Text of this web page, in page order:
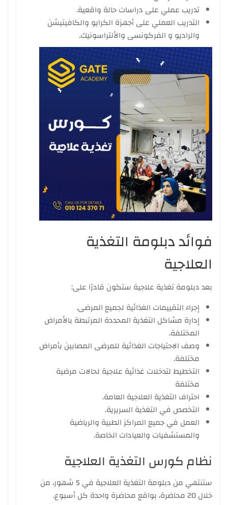
تدريب عملي على دراسات حالة واقعية.
التدريب العملي على أجهزة الكرايو والكافيتيشن
والراديو و الفركونسى والألتراسونيك.
فوائد دبلومة التغذية
العلاجية
بعد دبلومة تغذية علاجية ستكون قادرًا على:
إجراء التقييمات الغذائية لجميع المرضى.
إدارة مشاكل التغذية المحددة المرتبطة بالأمراض
المختلفة.
وصف الاحتياجات الغذائية للمرضى المصابين بأمراض
مختلفة.
التخطيط لتدخلات غذائية علاجية لحالات مرضية
مختلفة
احتراف التغذية العلاجية العامة.
التخصص في التغذية السريرية.
العمل في جميع المراكز الطبية والرياضية
والمستشفيات والعيادات الخاصة.
نظام كورس التغذية العلاجية
ستنتهي من دبلومة التغذية العلاجية في 5 شهور، من
خلال 20 محاضرة، بواقع محاضرة واحدة كل أسبوع.